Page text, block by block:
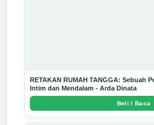
RETAKAN RUMAH TANGGA: Sebuah
Intim dan Mendalam - Arda Dinata
Beli / Baca